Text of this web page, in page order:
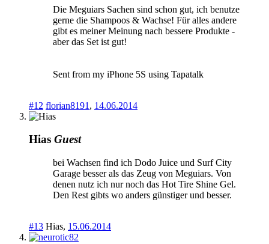
Die Meguiars Sachen sind schon gut, ich benutze
gerne die Shampoos & Wachse! Für alles andere
gibt es meiner Meinung nach bessere Produkte -
aber das Set ist gut!
Sent from my iPhone 5S using Tapatalk
#12 florian8191 , 14.06.2014
Hias Guest
bei Wachsen find ich Dodo Juice und Surf City
Garage besser als das Zeug von Meguiars. Von
denen nutz ich nur noch das Hot Tire Shine Gel.
Den Rest gibts wo anders günstiger und besser.
#13 Hias, 15.06.2014